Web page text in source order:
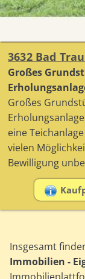
3632 Bad
Großes
Großes
eine
vielen
Bewilligung
Insgesamt
Immobilien -